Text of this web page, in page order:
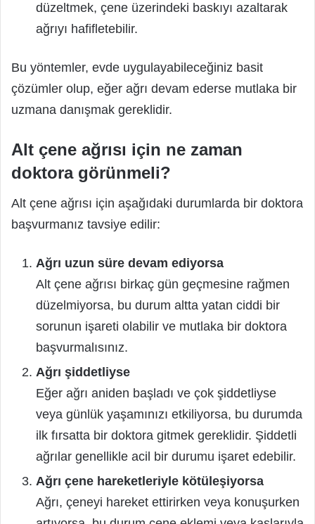
düzeltmek, çene üzerindeki baskıyı azaltarak
ağrıyı hafifletebilir.
Bu yöntemler, evde uygulayabileceğiniz basit
çözümler olup, eğer ağrı devam ederse mutlaka bir
uzmana danışmak gereklidir.
Alt çene ağrısı için ne zaman
doktora görünmeli?
Alt çene ağrısı için aşağıdaki durumlarda bir doktora
başvurmanız tavsiye edilir:
Ağrı uzun süre devam ediyorsa
Alt çene ağrısı birkaç gün geçmesine rağmen
düzelmiyorsa, bu durum altta yatan ciddi bir
sorunun işareti olabilir ve mutlaka bir doktora
başvurmalısınız.
Ağrı şiddetliyse
Eğer ağrı aniden başladı ve çok şiddetliyse
veya günlük yaşamınızı etkiliyorsa, bu durumda
ilk fırsatta bir doktora gitmek gereklidir. Şiddetli
ağrılar genellikle acil bir durumu işaret edebilir.
Ağrı çene hareketleriyle kötüleşiyorsa
Ağrı, çeneyi hareket ettirirken veya konuşurken